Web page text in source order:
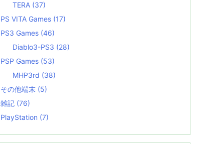
TERA (37)
PS VITA Games (17)
PS3 Games (46)
Diablo3-PS3 (28)
PSP Games (53)
MHP3rd (38)
その他端末 (5)
雑記 (76)
PlayStation (7)